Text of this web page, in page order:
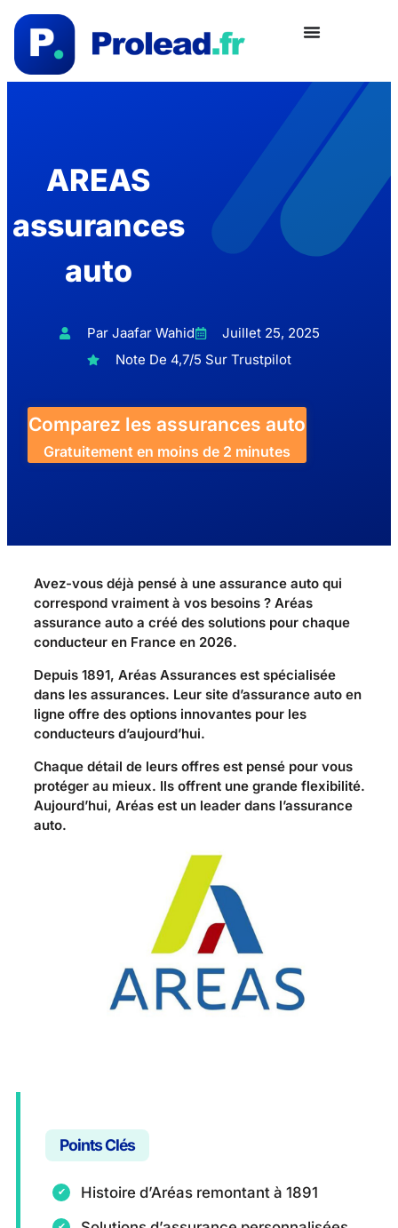
AREAS
assurances
auto
Par Jaafar Wahid
Juillet 25, 2025
Note De 4,7/5 Sur Trustpilot
Comparez les assurances auto
Gratuitement en moins de 2 minutes
Avez-vous déjà pensé à une assurance auto qui
correspond vraiment à vos besoins ? Aréas
assurance auto a créé des solutions pour chaque
conducteur en France en 2026.
Depuis 1891, Aréas Assurances est spécialisée
dans les assurances. Leur site d’assurance auto en
ligne offre des options innovantes pour les
conducteurs d’aujourd’hui.
Chaque détail de leurs offres est pensé pour vous
protéger au mieux. Ils offrent une grande flexibilité.
Aujourd’hui, Aréas est un leader dans l’assurance
auto.
Points Clés
Histoire d’Aréas remontant à 1891